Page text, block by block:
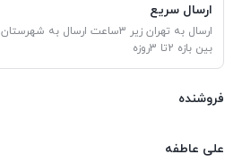
ارسال سریع
ارسال به تهران زیر 3ساعت ارسال به شهرستان
بین بازه 2تا 3روزه
فروشنده
علی عاطفه